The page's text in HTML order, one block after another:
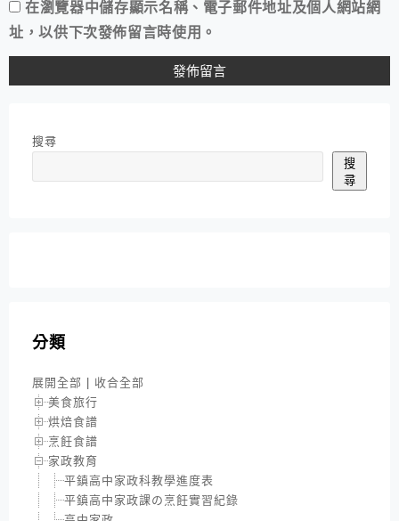
在瀏覽器中儲存顯示名稱、電子郵件地址及個人網站網
址，以供下次發佈留言時使用。
搜尋
搜
尋
分類
展開全部 | 收合全部
美食旅行
烘焙食譜
烹飪食譜
家政教育
平鎮高中家政科教學進度表
平鎮高中家政課の烹飪實習紀錄